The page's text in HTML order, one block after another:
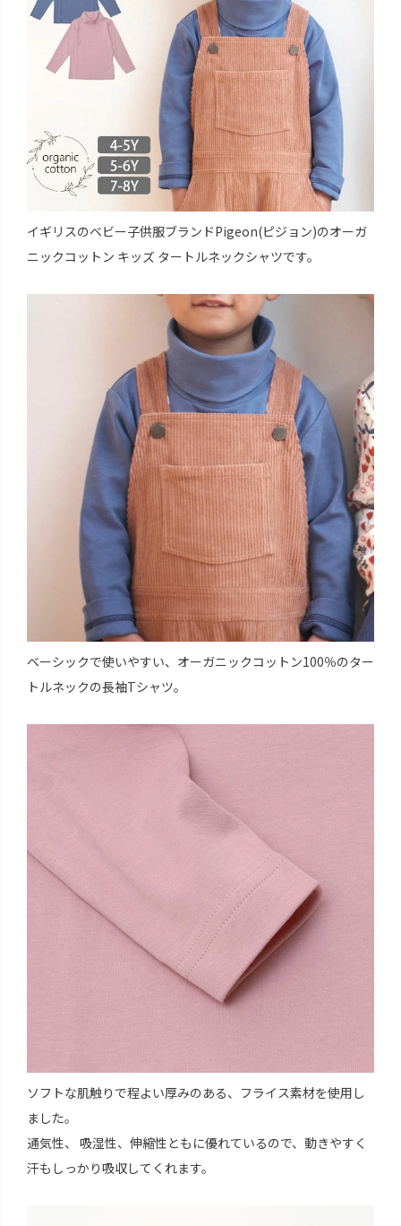
イギリスのベビー子供服ブランドPigeon(ピジョン)のオーガ
ニックコットン キッズ タートルネックシャツです。
ベーシックで使いやすい、オーガニックコットン100％のター
トルネックの長袖Tシャツ。
ソフトな肌触りで程よい厚みのある、フライス素材を使用し
ました。
通気性、 吸湿性、伸縮性ともに優れているので、動きやすく
汗もしっかり吸収してくれます。